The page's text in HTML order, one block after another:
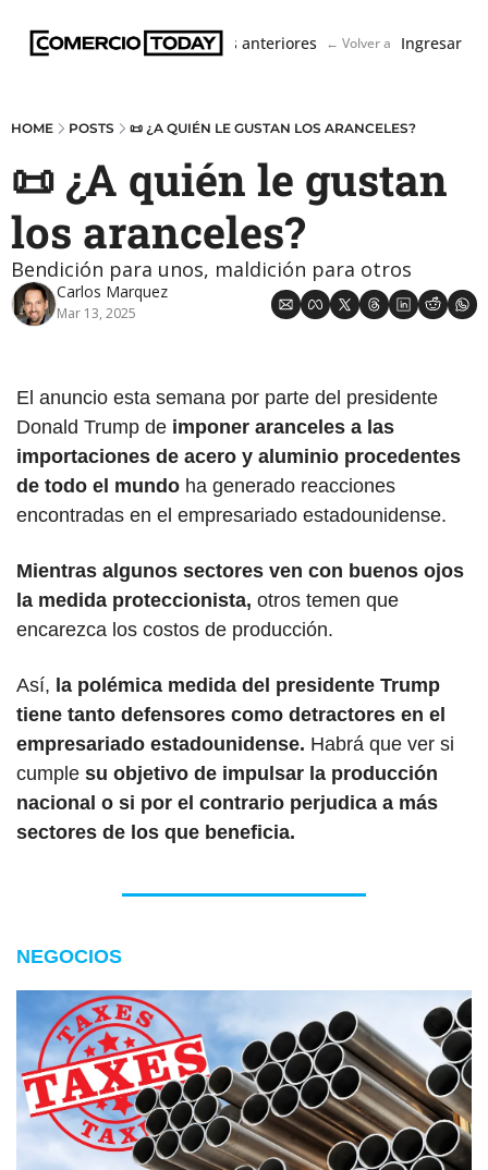
Boletín Ediciones anteriores ← Volver a Ingresar
HOME POSTS 📜 ¿A QUIÉN LE GUSTAN LOS ARANCELES?
📜 ¿A quién le gustan
los aranceles?
Bendición para unos, maldición para otros
Carlos Marquez
Mar 13, 2025
El anuncio esta semana por parte del presidente
Donald Trump de imponer aranceles a las
importaciones de acero y aluminio procedentes
de todo el mundo ha generado reacciones
encontradas en el empresariado estadounidense.
Mientras algunos sectores ven con buenos ojos
la medida proteccionista, otros temen que
encarezca los costos de producción.
Así, la polémica medida del presidente Trump
tiene tanto defensores como detractores en el
empresariado estadounidense. Habrá que ver si
cumple su objetivo de impulsar la producción
nacional o si por el contrario perjudica a más
sectores de los que beneficia.
NEGOCIOS